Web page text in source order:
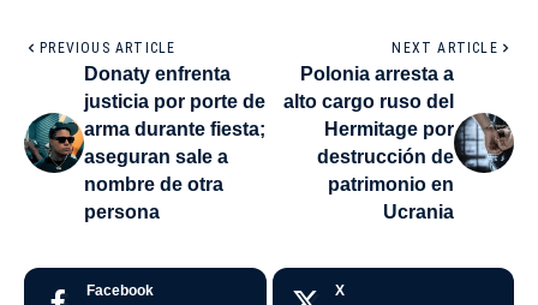
PREVIOUS ARTICLE
Donaty enfrenta
justicia por porte de
arma durante fiesta;
aseguran sale a
nombre de otra
persona
NEXT ARTICLE
Polonia arresta a
alto cargo ruso del
Hermitage por
destrucción de
patrimonio en
Ucrania
Facebook X